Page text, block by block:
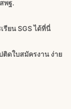
พฐ.
รียน SGS ได้ที่นี่
ดใบสมัครงาน ง่าย